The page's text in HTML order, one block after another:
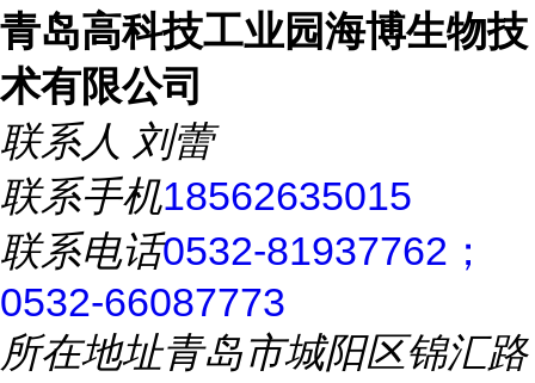
青岛高科技工业园海博生物技
术有限公司
联系人 刘蕾
联系手机18562635015
联系电话0532-81937762；
0532-66087773
所在地址青岛市城阳区锦汇路